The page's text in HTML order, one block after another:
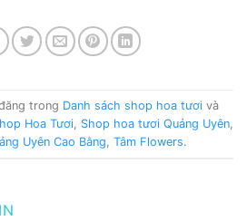
trong Danh sách shop hoa tươivà
Hoa Tươi, Shop hoa tươi Quảng Uyên,
Uyên Cao Bằng Tâm Flowers.